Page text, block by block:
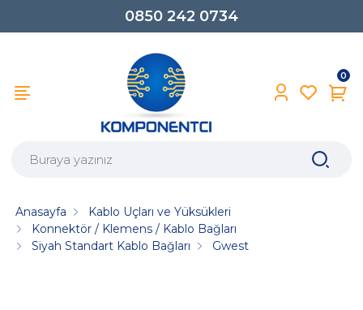
0850 242 0734
0
Anasayfa
Kablo Uçları ve Yüksükleri
Konnektör / Klemens / Kablo Bağları
Siyah Standart Kablo Bağları
Gwest